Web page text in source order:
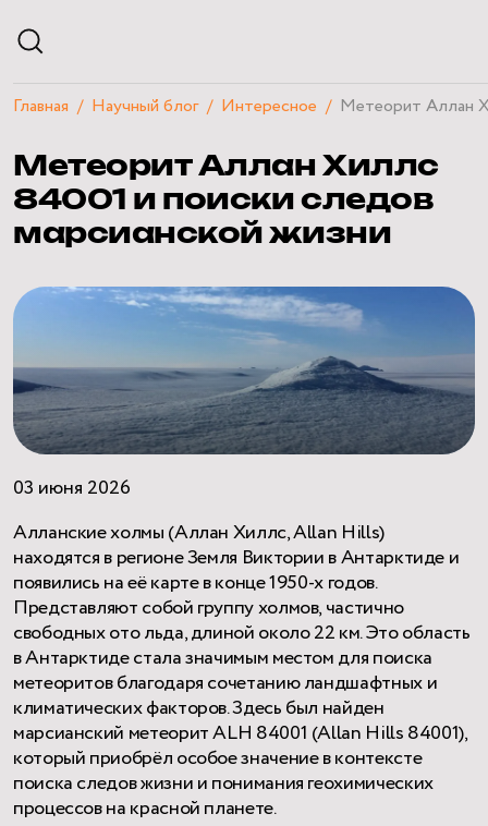
РАСПИСАНИЕ
ЭКСКУРСИИ
КУРСЫ И ЛЕКЦИИ
ЧАСТНЫЕ МЕРОПРИЯТИЯ
О ПЛАНЕТАРИИ
НАУЧНЫЙ БЛОГ
Главная Научный блог Интересное Метеорит Аллан
Метеорит Аллан Хиллс
84001 и поиски следов
марсианской жизни
03 июня 2026
Алланские холмы (Аллан Хиллс, Allan Hills)
находятся в регионе Земля Виктории в Антарктиде и
появились на её карте в конце 1950-х годов.
Представляют собой группу холмов, частично
свободных ото льда, длиной около 22 км. Это область
в Антарктиде стала значимым местом для поиска
метеоритов благодаря сочетанию ландшафтных и
климатических факторов. Здесь был найден
марсианский метеорит ALH 84001 (Allan Hills 84001),
который приобрёл особое значение в контексте
поиска следов жизни и понимания геохимических
процессов на красной планете.